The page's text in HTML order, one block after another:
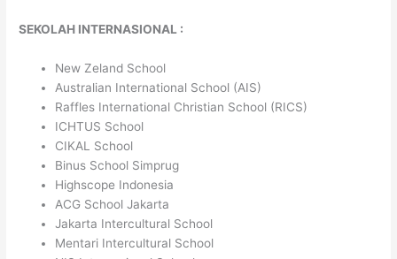
SEKOLAH INTERNASIONAL :
New Zeland School
Australian International School (AIS)
Raffles International Christian School (RICS)
ICHTUS School
CIKAL School
Binus School Simprug
Highscope Indonesia
ACG School Jakarta
Jakarta Intercultural School
Mentari Intercultural School